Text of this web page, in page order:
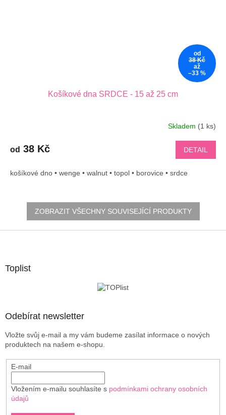
od
38 Kč
až
–33 %
Košíkové dna SRDCE - 15 až 25 cm
Skladem (1 ks)
od 38 Kč DETAIL
košíkové dno • wenge • walnut • topol • borovice • srdce
ZOBRAZIT VŠECHNY SOUVISEJÍCÍ PRODUKTY
Toplist
Odebírat newsletter
Vložte svůj e-mail a my vám budeme zasílat informace o nových
produktech na našem e-shopu.
E-mail
Vložením e-mailu souhlasíte s podmínkami ochrany osobních
údajů